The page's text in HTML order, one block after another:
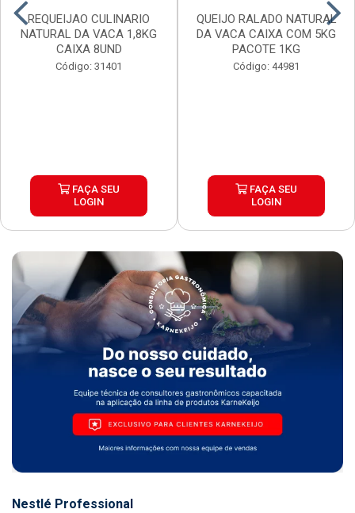
REQUEIJAO CULINARIO
NATURAL DA VACA 1,8KG
CAIXA 8UND
Código: 31401
FAÇA SEU
LOGIN
QUEIJO RALADO NATURAL
DA VACA CAIXA COM 5KG
PACOTE 1KG
Código: 44981
FAÇA SEU
LOGIN
Nestlé Professional